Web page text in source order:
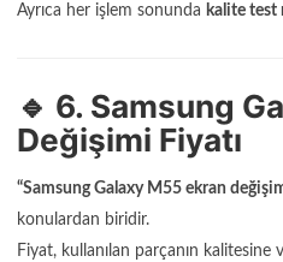
Ayrıca her işlem sonunda kalite test
🔹 6. Samsung
Değişimi Fiyatı
“Samsung Galaxy M55 ekran
konulardan biridir.
Fiyat, kullanılan parçanın kalitesine